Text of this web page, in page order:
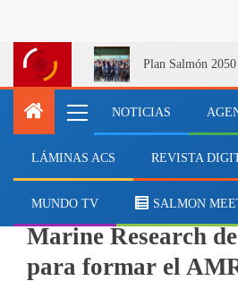
Plan Salmón
NOTICIAS
LÁMINAS ACS REVISTA
MUNDO TV SALMON
Favet se une al
Marine Research
para formar el